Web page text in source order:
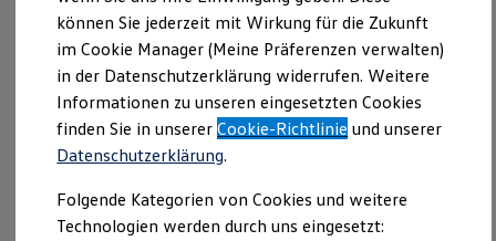
ENERGY Sondermodelle
Nutzfahrzeuge
SUV und CUV
Familienautos
Kombis
Kompaktwagen
Sportwagen
Schnell verfügbare Fahrzeuge
Angebote und Produkte
Aktuelle Angebote
E-Auto-Förderung
Volkswagen Marktplatz
eingestellt.
können Sie jederzeit mit Wirkung für die Zukunft
im Cookie Manager (Meine Präferenzen verwalten)
in der Datenschutzerklärung widerrufen. Weitere
Informationen zu unseren eingesetzten Cookies
finden Sie in unsererCookie-Richtlinie und unserer
Datenschutzerklärung.
Folgende Kategorien von Cookies und weitere
Technologien werden durch uns eingesetzt: